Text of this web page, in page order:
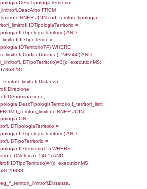
SELECT el_nazioni.DescIT,
FROM
JOIN el_nazioni ON
WHERE
0.0002129077911377
SELECT el_regioni.Regione,
INNER JOIN ((el_comuni INNER
el_comuni.IstProvincia =
JOIN el_regioni ON
ON
WHERE